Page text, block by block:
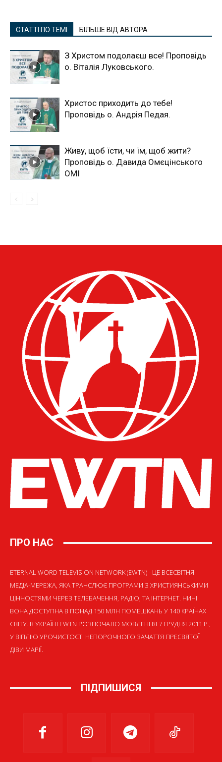
СТАТТІ ПО ТЕМІ БІЛЬШЕ ВІД АВТОРА
З Христом подолаєш все! Проповідь
о. Віталія Луковського.
Христос приходить до тебе!
Проповідь о. Андрія Педая.
Живу, щоб їсти, чи їм, щоб жити?
Проповідь о. Давида Омєцінського
ОМІ
ПРО НАС
ETERNAL WORD TELEVISION NETWORK (EWTN) - ЦЕ ВСЕСВІТНЯ
МЕДІА-МЕРЕЖА, ЯКА ТРАНСЛЮЄ ПРОГРАМИ З ХРИСТИЯНСЬКИМИ
ЦІННОСТЯМИ ЧЕРЕЗ ТЕЛЕБАЧЕННЯ, РАДІО, ТА ІНТЕРНЕТ. НИНІ
ВОНА ДОСТУПНА В ПОНАД 150 МЛН ПОМЕШКАНЬ У 140 КРАЇНАХ
СВІТУ. В УКРАЇНІ EWTN РОЗПОЧАЛО МОВЛЕННЯ 7 ГРУДНЯ 2011 Р.,
У ВІГІЛІЮ УРОЧИСТОСТІ НЕПОРОЧНОГО ЗАЧАТТЯ ПРЕСВЯТОЇ
ДІВИ МАРІЇ.
ПІДПИШИСЯ